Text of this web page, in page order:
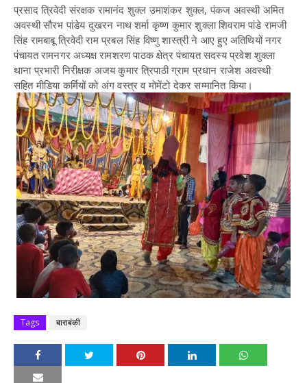
प्रसाद त्रिवेदी संरक्षक रामानंद शुक्ल उमाशंकर शुक्ल, पंकज अवस्थी अमित
अवस्थी सौरभ पांडेय दुखरन नाथ शर्मा कृष्ण कुमार शुक्ला शिवराम पांडे रामजी
सिंह रामबाबू त्रिवेदी राम प्रबल सिंह विष्णु शास्त्री ने आए हुए अतिथियों नगर
पंचायत रामनगर अध्यक्ष रामशरण पाठक क्षेत्र पंचायत सदस्य प्रवेश शुक्ला
थाना प्रभारी निरीक्षक अजय कुमार त्रिपाठी ग्राम प्रधान राजेश अवस्थी
सहित मीडिया कर्मियों को अंग वस्त्र व मोमेंटो देकर सम्मानित किया।
Tags बाराबंकी